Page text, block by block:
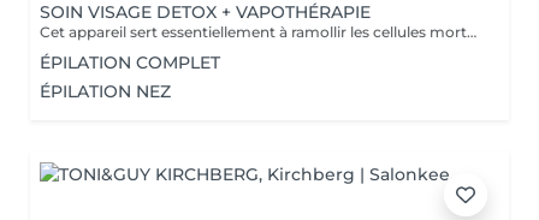
SOIN VISAGE DETOX + VAPOTHÉRAPIE
Cet appareil sert essentiellement à ramollir les cellules mortes de la peau et prépare la peau de manière optimale au soin correspondant. Le Vapozone permet ainsi d'ouvrir les pores pour un nettoyage en profondeur de la peau. La vapeur + l'ozone pénètre en profondeur dans les pores et nettoie les impuretés, le gras, les points noirs et les restes de maquillage. La vapeur peut donc aider à éliminer les toxines de l'épiderme.
ÉPILATION COMPLET
ÉPILATION NEZ